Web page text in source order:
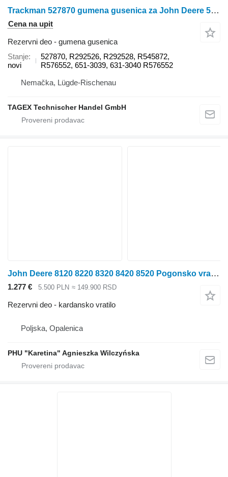
Trackman 527870 gumena gusenica za John Deere 527870, R292526, R292528, R545872, R576552, 651-3039, 631-3040 für JOHN DEERE 8100T, 8110T, 8120T, 8200T, 8210T, 8220T, 8230T, 8300T, 8310T, 8320T, 8330T, 8400T, 8410T, 8420T, 8430T, 8520T traktora guseničara
Cena na upit
Rezervni deo - gumena gusenica
Stanje
novi
527870, R292526, R292528, R545872,
R576552, 651-3039, 631-3040 R576552
Nemačka, Lügde-Rischenau
TAGEX Technischer Handel GmbH
John Deere 8120 8220 8320 8420 8520 Pogonsko vratilo 37,5 mm lz=720 mm 7c 4 kardansko vratilo za John Deere 8120 8220 8320 8420 8520 traktora točkaša
1.277 € 5.500 PLN ≈ 149.900 RSD
Rezervni deo - kardansko vratilo
Poljska, Opalenica
PHU "Karetina" Agnieszka Wilczyńska